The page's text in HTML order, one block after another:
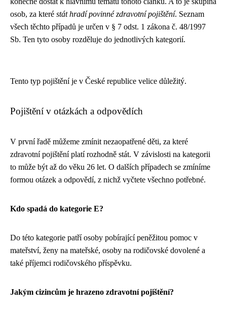
osob, za které stát hradí povinné zdravotní pojištění. Seznam
všech těchto případů je určen v § 7 odst. 1 zákona č. 48/1997
Sb. Ten tyto osoby rozděluje do jednotlivých kategorií.
Tento typ pojištění je v České republice velice důležitý.
Pojištění v otázkách a odpovědích
V první řadě můžeme zmínit nezaopatřené děti, za které
zdravotní pojištění platí rozhodně stát. V závislosti na kategorii
to může být až do věku 26 let. O dalších případech se zmíníme
formou otázek a odpovědí, z nichž vyčtete všechno potřebné.
Kdo spadá do kategorie E?
Do této kategorie patří osoby pobírající peněžitou pomoc v
mateřství, ženy na mateřské, osoby na rodičovské dovolené a
také příjemci rodičovského příspěvku.
Jakým cizincům je hrazeno zdravotní pojištění?